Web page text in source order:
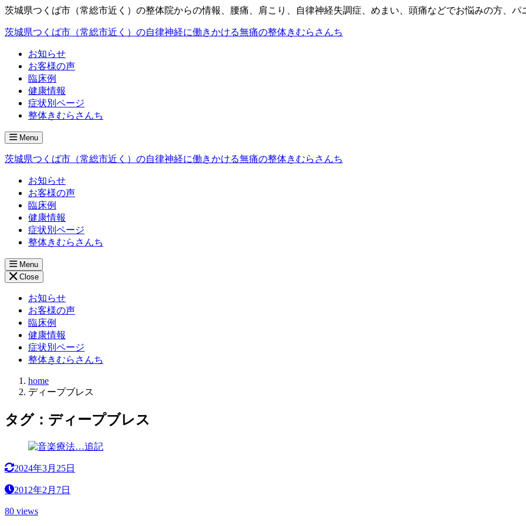
茨城県つくば市（常総市近く）の整体院からの情報、腰痛、肩こり、自律神経失調症、めまい、頭痛などでお悩みの方、パ
茨城県つくば市（常総市近く）の自律神経に働きかける無痛の整体きむらさんち
お知らせ
お客様の声
臨床例
健康情報
症状別ページ
整体きむらさんち
Menu
茨城県つくば市（常総市近く）の自律神経に働きかける無痛の整体きむらさんち
お知らせ
お客様の声
臨床例
健康情報
症状別ページ
整体きむらさんち
Menu
Close
お知らせ
お客様の声
臨床例
健康情報
症状別ページ
整体きむらさんち
home
ディープブレス
タグ：ディープブレス
2024年3月25日
2012年2月7日
80 views